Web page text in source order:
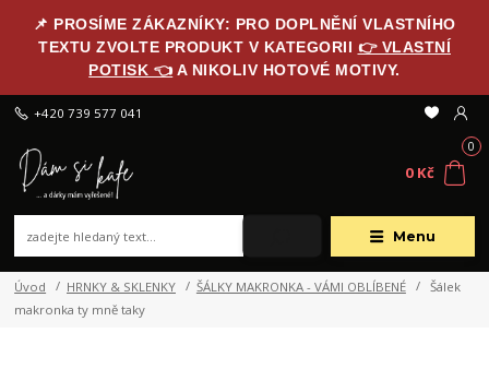
📌 PROSÍME ZÁKAZNÍKY: PRO DOPLNĚNÍ VLASTNÍHO
TEXTU ZVOLTE PRODUKT V KATEGORII 👉 VLASTNÍ
POTISK 👈 A NIKOLIV HOTOVÉ MOTIVY.
Menu
+420 739 577 041
0
0 Kč
Úvod HRNKY & SKLENKY ŠÁLKY MAKRONKA - VÁMI OBLÍBENÉ
Šálek
makronka ty mně taky